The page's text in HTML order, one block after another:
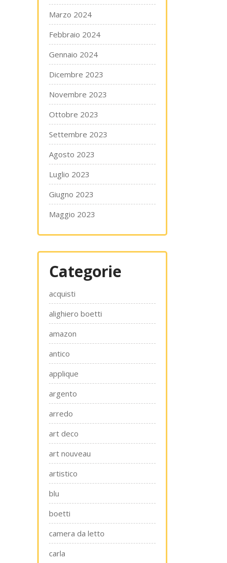
Marzo 2024
Febbraio 2024
Gennaio 2024
Dicembre 2023
Novembre 2023
Ottobre 2023
Settembre 2023
Agosto 2023
Luglio 2023
Giugno 2023
Maggio 2023
Categorie
acquisti
alighiero boetti
amazon
antico
applique
argento
arredo
art deco
art nouveau
artistico
blu
boetti
camera da letto
carla